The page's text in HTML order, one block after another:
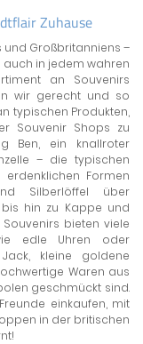
Zuhause
Großbritanniens –
auch in jedem wahren
an Souvenirs
wir gerecht und so
typischen Produkten,
Souvenir Shops zu
Ben, ein knallroter
– die typischen
Formen
Silberlöffel über
bis hin zu Kappe und
bieten viele
edle Uhren oder
kleine goldene
Waren aus
geschmückt sind.
einkaufen, mit
in der britischen